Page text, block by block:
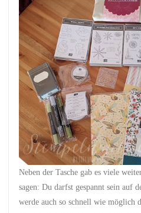
Neben der Tasche gab es viele
sagen: Du darfst gespannt sein auf
werde auch so schnell wie möglich